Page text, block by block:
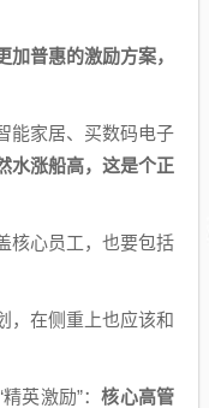
加普惠的激励方案，
能家居、买数码电子
水涨船高，这是个正
核心员工，也要包括
，在侧重上也应该和
英激励”：核心高管